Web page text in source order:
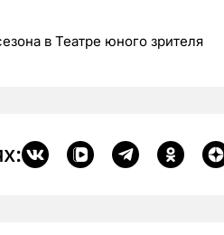
в Театре юного зрителя